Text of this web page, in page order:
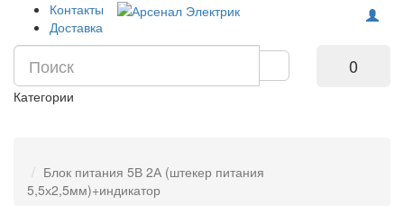
Контакты
Доставка
0
Категории
Блок питания 5В 2А (штекер питания
5,5х2,5мм)+индикатор